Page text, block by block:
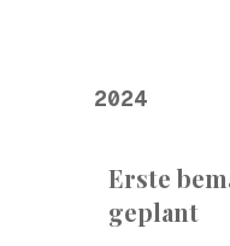
2024
Erste
geplant